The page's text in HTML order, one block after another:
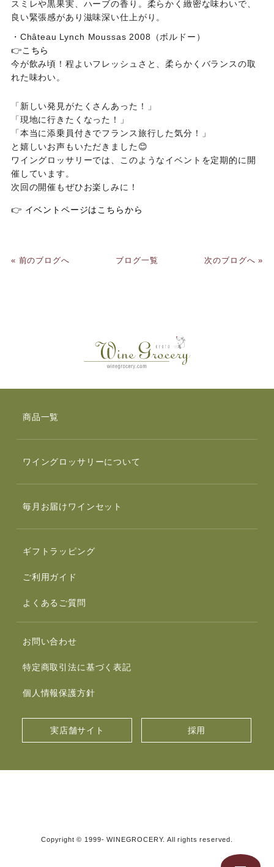
スミレや黒果実、ハーブの香り。柔らかく緻密な味わいで、
良い緊張感があり滋味深い仕上がり。
・Château Lynch Moussas 2008（ボルドー）
👉こちら
今が飲み頃！程よいフレッシュさと、柔らかくバランスの取
れた味わい。
「新しい発見がたくさんあった！」
「現地に行きたくなった！」
「本当に添乗員付きでフランス旅行した気分！」
と嬉しいお声もいただきました😊
ワイングロッサリーでは、このようなイベントを定期的に開
催しています。
次回の開催もぜひお楽しみに！
👉 イベントページはこちらから
« 前のブログへ ブログ一覧 次のブログへ »
商品一覧
ワイングロッサリーについて
毎月お届けワインセット
ギフトラッピング
ご利用ガイド
よくあるご質問
お問い合わせ
特定商取引法に基づく表記
個人情報保護方針
実店舗サイト 採用
Copyright © 1999- WINEGROCERY. All rights reserved.